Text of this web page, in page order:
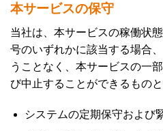
本サービスの保守
当社は、本サービスの稼働状
号のいずれかに該当する場合
うことなく、本サービスの一
び中止することができるものと
システムの定期保守および